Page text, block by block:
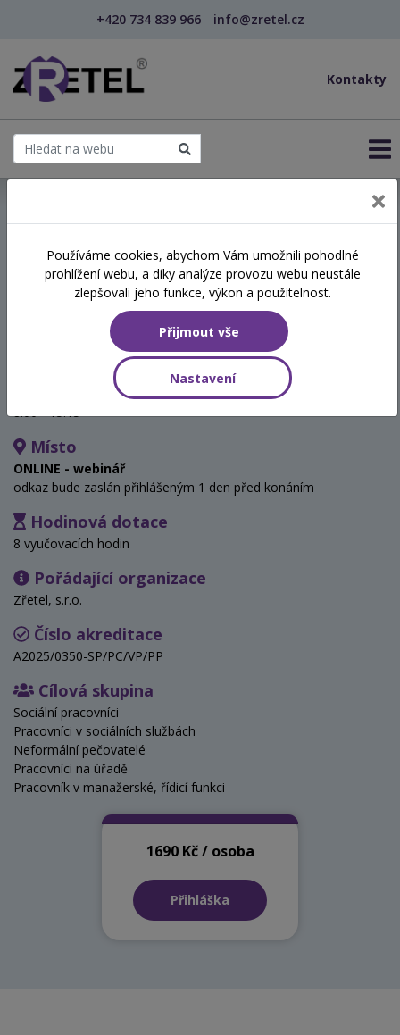
+420 734 839 966 info@zretel.cz
Kontakty
Sebepoznání v pomáhajících
profesích
8:00 - 15:15
Místo
ONLINE - webinář
odkaz bude zaslán přihlášeným 1 den před konáním
Hodinová dotace
8 vyučovacích hodin
Pořádající organizace
Zřetel, s.r.o.
Číslo akreditace
A2025/0350-SP/PC/VP/PP
Cílová skupina
Sociální pracovníci
Pracovníci v sociálních službách
Neformální pečovatelé
Pracovníci na úřadě
Pracovník v manažerské, řídicí funkci
1690 Kč / osoba
Přihláška
Používáme cookies, abychom Vám umožnili pohodlné
prohlížení webu, a díky analýze provozu webu neustále
zlepšovali jeho funkce, výkon a použitelnost.
Přijmout vše
Nastavení